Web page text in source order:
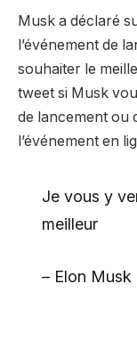
Musk a déclaré
l’événement de
souhaiter le
tweet si Musk
de lancement ou
l’événement en
Je vous y
meilleur
– Elon Musk